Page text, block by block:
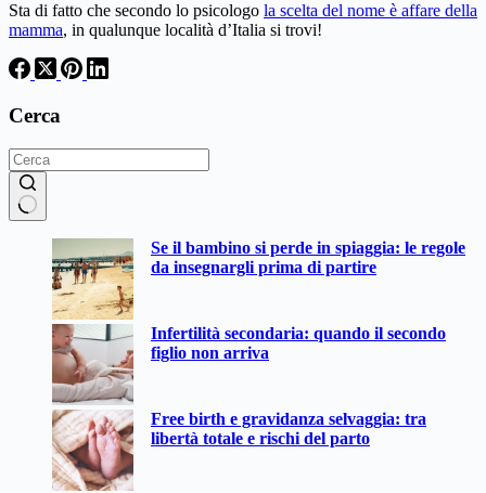
Sta di fatto che secondo lo psicologo la scelta del nome è affare della
mamma, in qualunque località d’Italia si trovi!
Cerca
Se il bambino si perde in spiaggia: le regole
da insegnargli prima di partire
Infertilità secondaria: quando il secondo
figlio non arriva
Free birth e gravidanza selvaggia: tra
libertà totale e rischi del parto